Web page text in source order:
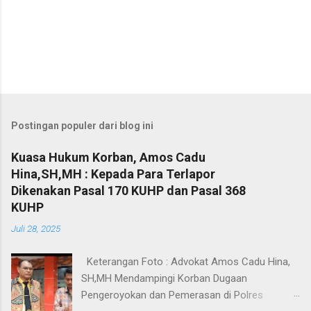
Postingan populer dari blog ini
Kuasa Hukum Korban, Amos Cadu
Hina,SH,MH : Kepada Para Terlapor
Dikenakan Pasal 170 KUHP dan Pasal 368
KUHP
Juli 28, 2025
Keterangan Foto : Advokat Amos Cadu Hina,
SH,MH Mendampingi Korban Dugaan
Pengeroyokan dan Pemerasan di Polres